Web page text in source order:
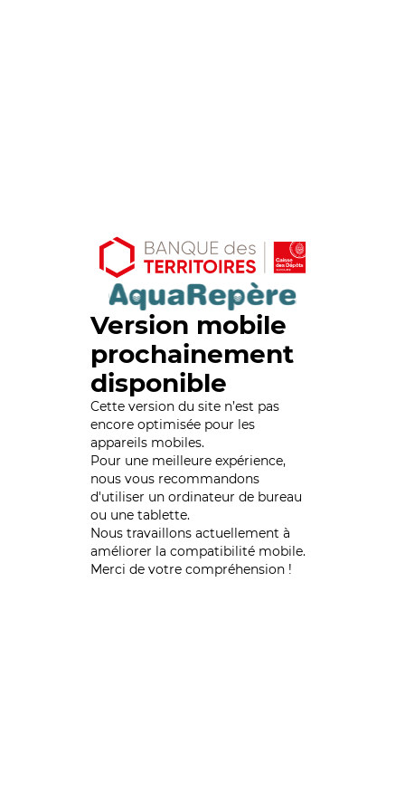
Version mobile
prochainement
disponible
Cette version du site n’est pas
encore optimisée pour les
appareils mobiles.
Pour une meilleure expérience,
nous vous recommandons
d'utiliser un ordinateur de bureau
ou une tablette.
Nous travaillons actuellement à
améliorer la compatibilité mobile.
Merci de votre compréhension !